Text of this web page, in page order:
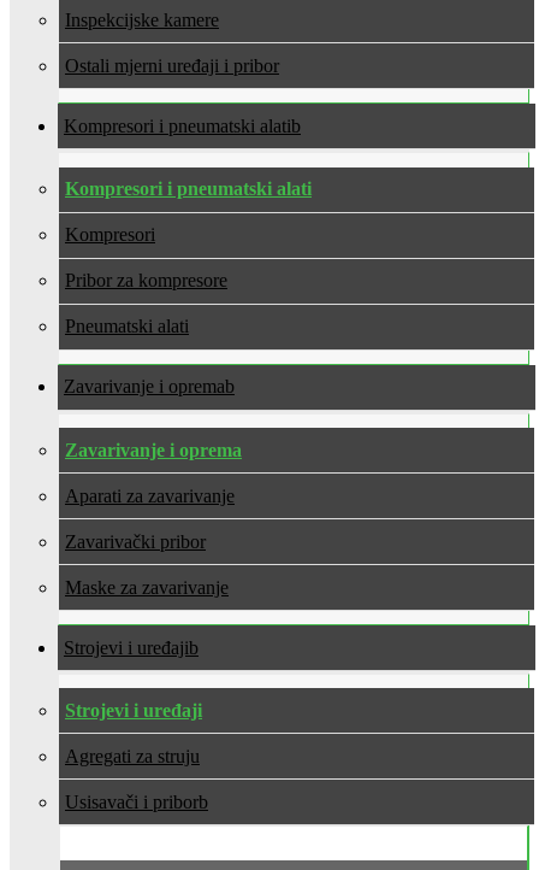
Inspekcijske kamere
Ostali mjerni uređaji i pribor
Kompresori i pneumatski alati
Kompresori i pneumatski alati
Kompresori
Pribor za kompresore
Pneumatski alati
Zavarivanje i oprema
Zavarivanje i oprema
Aparati za zavarivanje
Zavarivački pribor
Maske za zavarivanje
Strojevi i uređaji
Strojevi i uređaji
Agregati za struju
Usisavači i pribor